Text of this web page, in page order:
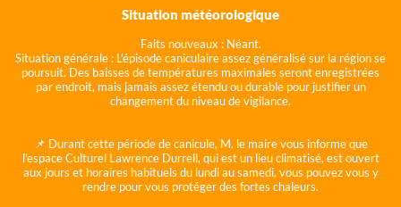
Situation météorologique
Faits nouveaux : Néant.
Situation générale : L'épisode caniculaire assez généralisé sur la région se
poursuit. Des baisses de températures maximales seront enregistrées
par endroit, mais jamais assez étendu ou durable pour justifier un
changement du niveau de vigilance.
📌 Durant cette période de canicule, M. le maire vous informe que
l'espace Culturel Lawrence Durrell, qui est un lieu climatisé, est ouvert
aux jours et horaires habituels du lundi au samedi, vous pouvez vous y
rendre pour vous protéger des fortes chaleurs.